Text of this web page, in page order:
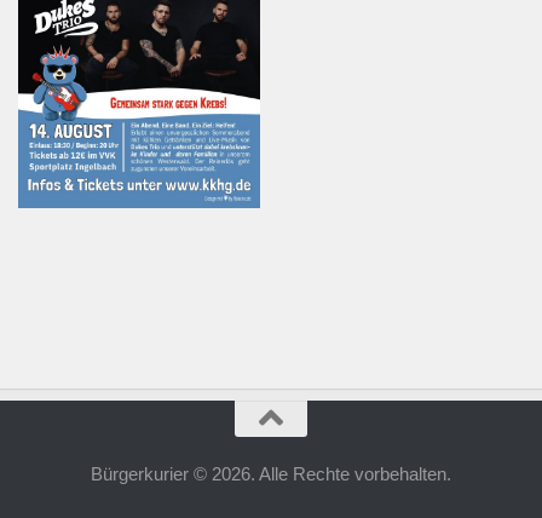
Bürgerkurier © 2026. Alle Rechte vorbehalten.